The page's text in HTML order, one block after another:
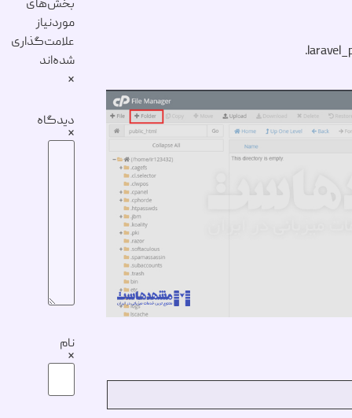
بخش‌های
موردنیاز
علامت‌گذاری
شده‌اند
*
دیدگاه
*
نام
*